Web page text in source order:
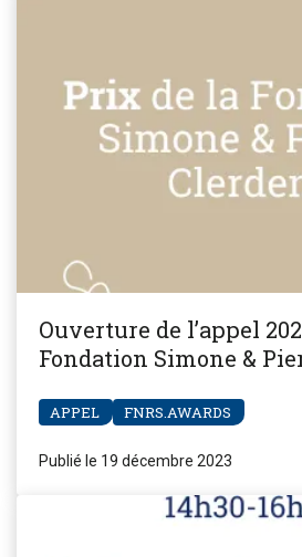
Ouverture de l’appel
Fondation Simone &
APPEL FNRS.AWARDS
Publié le 19 décembre 2023